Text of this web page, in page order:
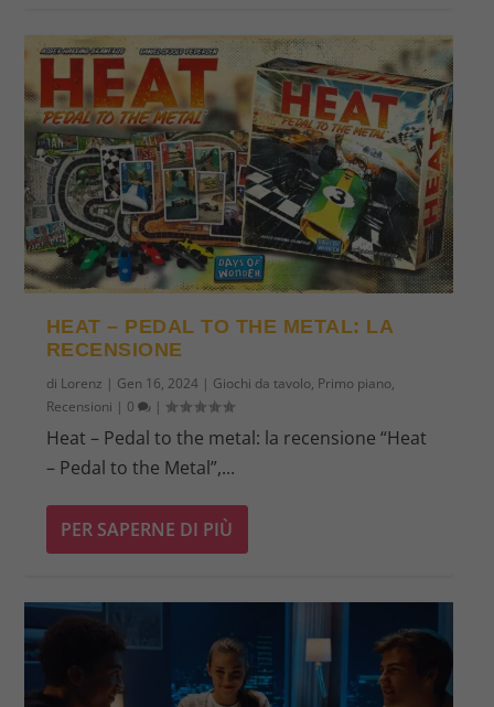
HEAT – PEDAL TO THE METAL: LA
RECENSIONE
di Lorenz | Gen 16, 2024| Giochi da tavolo, Primo piano,
Recensioni | 0 |
Heat – Pedal to the metal: la recensione “Heat
– Pedal to the Metal”,...
PER SAPERNE DI PIÙ